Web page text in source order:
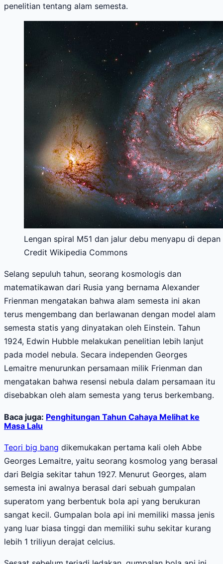
penelitian tentang alam semesta.
Lengan spiral M51 dan jalur debu menyapu di
Credit Wikipedia Commons
Selang sepuluh tahun, seorang kosmologis dan
matematikawan dari Rusia yang bernama Alexander
Frienman mengatakan bahwa alam semesta ini akan
terus mengembang dan berlawanan dengan model alam
semesta statis yang dinyatakan oleh Einstein. Tahun
1924, Edwin Hubble melakukan penelitian lebih lanjut
pada model nebula. Secara independen Georges
Lemaitre menurunkan persamaan milik Frienman dan
mengatakan bahwa resensi nebula dalam persamaan itu
disebabkan oleh alam semesta yang terus berkembang.
Baca juga: Penghitungan Tahun Cahaya Melihat ke
Masa Lalu
Teori big bang dikemukakan pertama kali oleh Abbe
Georges Lemaitre, yaitu seorang kosmolog yang berasal
dari Belgia sekitar tahun 1927. Menurut Georges, alam
semesta ini awalnya berasal dari sebuah gumpalan
superatom yang berbentuk bola api yang berukuran
sangat kecil. Gumpalan bola api ini memiliki massa jenis
yang luar biasa tinggi dan memiliki suhu sekitar kurang
lebih 1 triliyun derajat celcius.